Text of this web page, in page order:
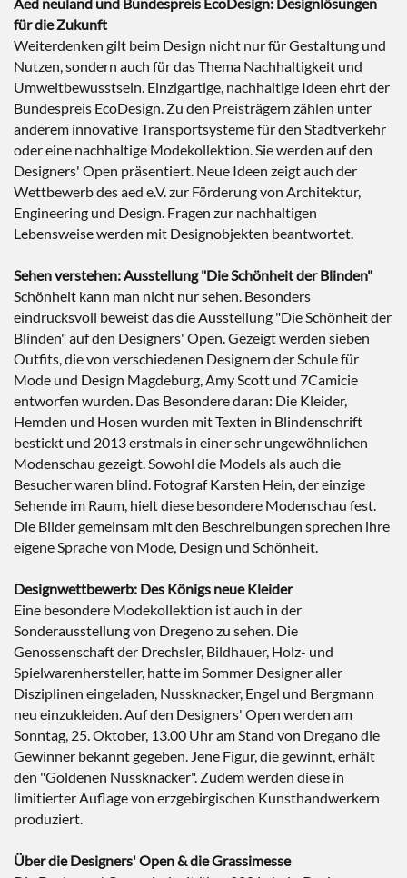
für die Zukunft
Weiterdenken gilt beim Design nicht nur für Gestaltung und
Nutzen, sondern auch für das Thema Nachhaltigkeit und
Umweltbewusstsein. Einzigartige, nachhaltige Ideen ehrt der
Bundespreis EcoDesign. Zu den Preisträgern zählen unter
anderem innovative Transportsysteme für den Stadtverkehr
oder eine nachhaltige Modekollektion. Sie werden auf den
Designers' Open präsentiert. Neue Ideen zeigt auch der
Wettbewerb des aed e.V. zur Förderung von Architektur,
Engineering und Design. Fragen zur nachhaltigen
Lebensweise werden mit Designobjekten beantwortet.
Sehen verstehen: Ausstellung "Die Schönheit der Blinden"
Schönheit kann man nicht nur sehen. Besonders
eindrucksvoll beweist das die Ausstellung "Die Schönheit der
Blinden" auf den Designers' Open. Gezeigt werden sieben
Outfits, die von verschiedenen Designern der Schule für
Mode und Design Magdeburg, Amy Scott und 7Camicie
entworfen wurden. Das Besondere daran: Die Kleider,
Hemden und Hosen wurden mit Texten in Blindenschrift
bestickt und 2013 erstmals in einer sehr ungewöhnlichen
Modenschau gezeigt. Sowohl die Models als auch die
Besucher waren blind. Fotograf Karsten Hein, der einzige
Sehende im Raum, hielt diese besondere Modenschau fest.
Die Bilder gemeinsam mit den Beschreibungen sprechen ihre
eigene Sprache von Mode, Design und Schönheit.
Designwettbewerb: Des Königs neue Kleider
Eine besondere Modekollektion ist auch in der
Sonderausstellung von Dregeno zu sehen. Die
Genossenschaft der Drechsler, Bildhauer, Holz- und
Spielwarenhersteller, hatte im Sommer Designer aller
Disziplinen eingeladen, Nussknacker, Engel und Bergmann
neu einzukleiden. Auf den Designers' Open werden am
Sonntag, 25. Oktober, 13.00 Uhr am Stand von Dregano die
Gewinner bekannt gegeben. Jene Figur, die gewinnt, erhält
den "Goldenen Nussknacker". Zudem werden diese in
limitierter Auflage von erzgebirgischen Kunsthandwerkern
produziert.
Über die Designers' Open & die Grassimesse